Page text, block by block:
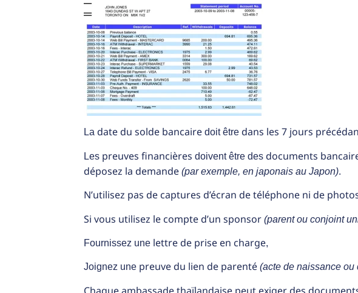
La date du solde bancaire doit être dans les 7 jours
Les preuves financières doivent être des documents
déposez la demande (par exemple, en japonais au Japon).
N’utilisez pas de captures d’écran de téléphone ni de
Si vous utilisez le compte d’un sponsor (parent ou conjoint
Fournissez une lettre de prise en charge,
Joignez une preuve du lien de parenté (acte de naissance ou